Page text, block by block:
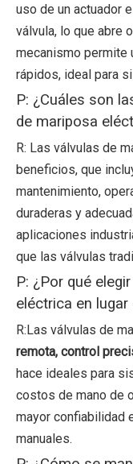
uso de un actuador
válvula, lo que abre
mecanismo permite
rápidos, ideal para
P: ¿Cuáles son
de mariposa
R: Las válvulas de
beneficios, que
mantenimiento,
duraderas y
aplicaciones
que las válvulas
P: ¿Por qué
eléctrica en lugar
R:Las válvulas de
remota, control
hace ideales para
costos de mano de
mayor confiabilidad
manuales.